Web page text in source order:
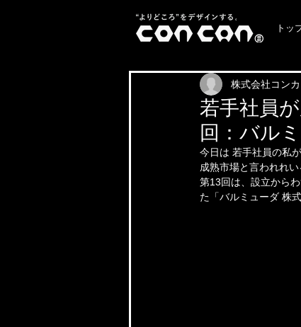
トッ
若手社員
回：バル
株式会社コン
今日は 若手社員の私
成熟市場と言われれ
第13回は、設立から
た「バルミューダ 株